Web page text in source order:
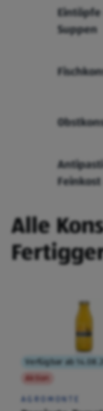
Suppen
Alle
Verfügbar ab
Aktion
AGROMONTE